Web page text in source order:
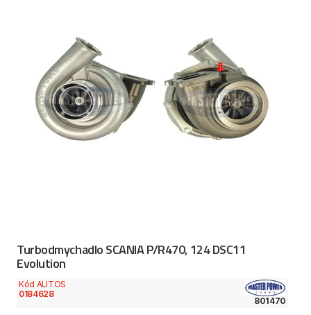
Turbodmychadlo SCANIA P/R470, 124 DSC11
Evolution
Kód AUTOS
0184628
801470